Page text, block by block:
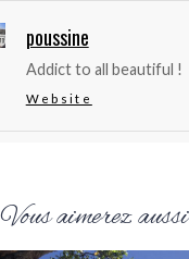
poussine
Addict to all beautiful !
Website
Vous aimerez aussi